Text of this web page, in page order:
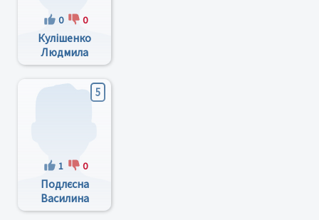
0 0
Кулішенко
Людмила
Анатоліївна
5
1 0
Подлєсна
Василина
Георгіївна